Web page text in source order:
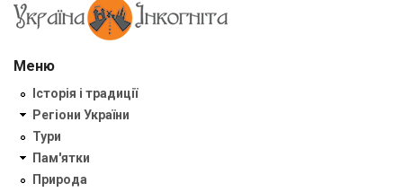
Меню
Історія і традиції
Регіони України
Тури
Пам'ятки
Природа